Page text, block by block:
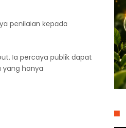
penilaian kepada
Ia percaya publik dapat
yang hanya